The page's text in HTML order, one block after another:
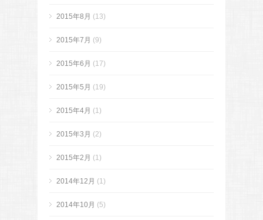
2015年8月 (13)
2015年7月 (9)
2015年6月 (17)
2015年5月 (19)
2015年4月 (1)
2015年3月 (2)
2015年2月 (1)
2014年12月 (1)
2014年10月 (5)